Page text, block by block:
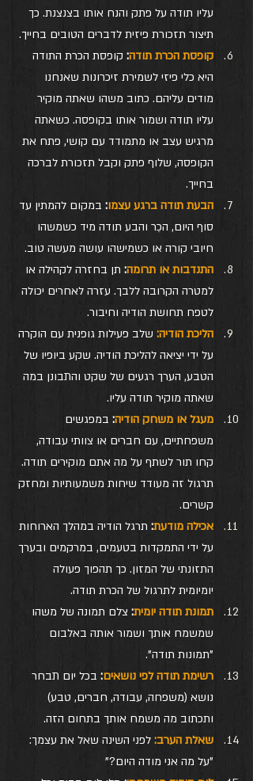
עליו תודה על פתק והנח אותו בצנצנת. כך
תיצור תזכורת פיזית לדברים הטובים בחייך.
קופסת הכרת תודה: קופסת הכרת התודה
היא כלי פיזי לשמירת זיכרונות שאנחנו
מודים עליהם. כתוב משהו שאתה מוקיר
עליו תודה ושמור אותו בקופסה. כשאתה
מרגיש עצב או מתמודד עם קושי, פתח את
הקופסה, שלוף פתק וקבל תזכורת לברכה
בחייך.
הבעת תודה ברגע עצמו: במקום להמתין עד
סוף היום, הכֵר והבע תודה מיד כשמשהו
חיובי קורה או כשמישהו עושה מעשה טוב.
התנדבות או תרומה: תן בחזרה לקהילה או
למטרה הקרובה ללבך. עזרה לאחרים יכולה
לטפח תחושת הודיה וחיבור.
הליכת הודיה: שלב פעילות גופנית עם הוקרה
על ידי יציאה להליכת הודיה. שקע ביופיו של
הטבע, הערך רגעים של שקט והתבונן במה
שאתה מוקיר תודה עליו.
מעגל או משחק הודיה: במפגשים
משפחתיים, עם חברים או צוותי עבודה,
קחו תור לשתף על מה אתם מוקירים תודה.
תרגול זה מעודד שיחות משמעותיות ומחזק
קשרים.
אכילה מודעת: תרגל הודיה במהלך הארוחות
על ידי התמקדות בטעמים, במרקמים ובערך
התזונתי של המזון. כך תהפוך פעולה
יומיומית לתרגול של הכרת תודה.
תמונת תודה יומית: צלם תמונה של משהו
שמשמח אותך ושמור אותה באלבום
"תמונות תודה".
רשימת תודה לפי נושאים: בכל יום תבחר
נושא (משפחה, עבודה, חברים, טבע)
ותכתוב מה משמח אותך בתחום הזה.
שאלת הערב: לפני השינה שאל את עצמך:
"על מה אני מודה היום?"